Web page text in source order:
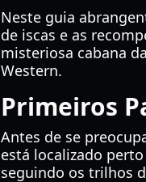
Neste guia
de iscas e as
misteriosa cabana
Western.
Primeiros
Antes de se
está localizado
seguindo os trilhos